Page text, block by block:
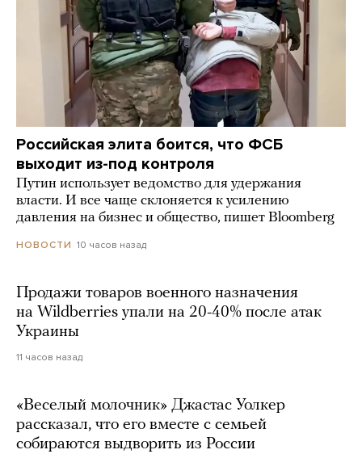
Российская элита боится, что ФСБ
выходит из-под контроля
Путин использует ведомство для удержания
власти. И все чаще склоняется к усилению
давления на бизнес и общество, пишет Bloomberg
НОВОСТИ 10 часов назад
Продажи товаров военного назначения
на Wildberries упали на 20-40% после атак
Украины
11 часов назад
«Веселый молочник» Джастас Уолкер
рассказал, что его вместе с семьей
собираются выдворить из России